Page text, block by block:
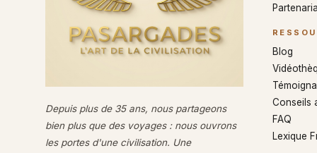
Depuis plus de 35 ans, nous partageons
bien plus que des voyages : nous ouvrons
les portes d'une civilisation. Une
Blog
Conseils
FAQ
Lexique